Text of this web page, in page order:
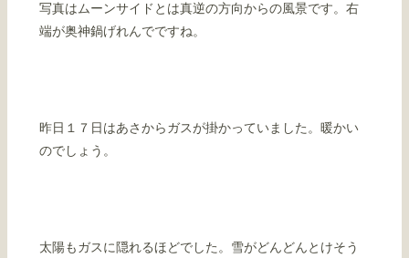
写真はムーンサイドとは真逆の方向からの風景です。右
端が奥神鍋げれんでですね。
昨日１７日はあさからガスが掛かっていました。暖かい
のでしょう。
太陽もガスに隠れるほどでした。雪がどんどんとけそう